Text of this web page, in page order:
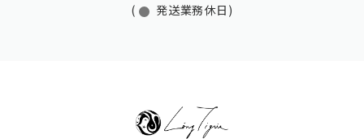
( 発送業務休日)